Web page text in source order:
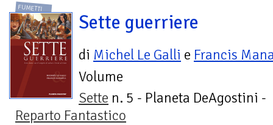
FUMETTI
Sette guerriere
di Michel Le Galli e Francis
Volume
Sette n. 5 - Planeta DeAgostini -
Reparto Fantastico